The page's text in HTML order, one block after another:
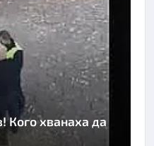
Кого хванаха да